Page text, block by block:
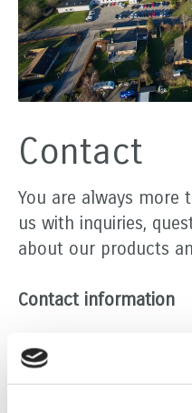
Contact
You are always
us with inquiries,
about our products
Contact information
Persano Group A/S